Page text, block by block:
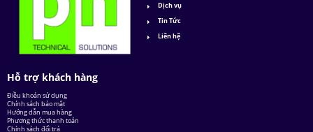
Dịch vụ
Tin Tức
Liên hệ
Hỗ trợ khách hàng
Điều khoản sử dụng
Chính sách bảo mật
Hướng dẫn mua hàng
Phương thức thanh toán
Chính sách đổi trả